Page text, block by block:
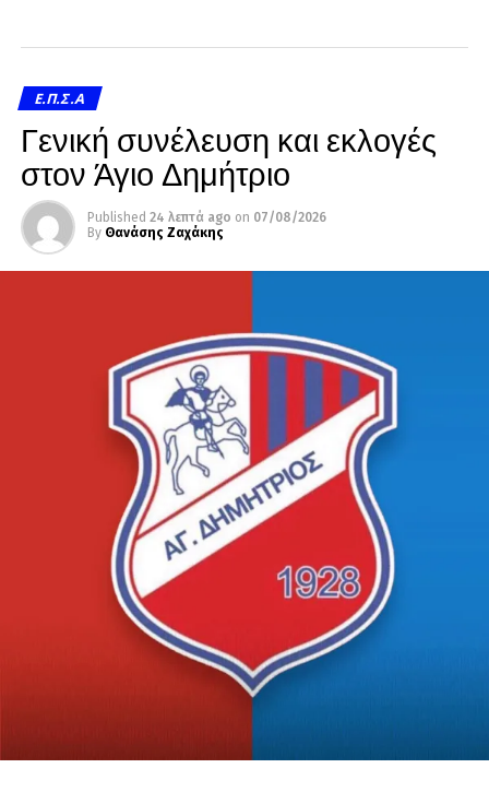
Ε.Π.Σ.Α
Γενική συνέλευση και εκλογές
στον Άγιο Δημήτριο
Published 24 λεπτά ago on 07/08/2026
By Θανάσης Ζαχάκης